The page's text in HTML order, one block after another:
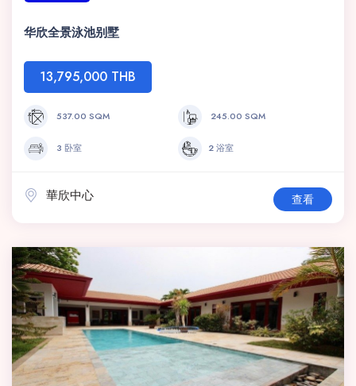
华欣全景泳池别墅
13,795,000 THB
537.00 SQM 245.00 SQM
3 卧室 2 浴室
華欣中心 查看